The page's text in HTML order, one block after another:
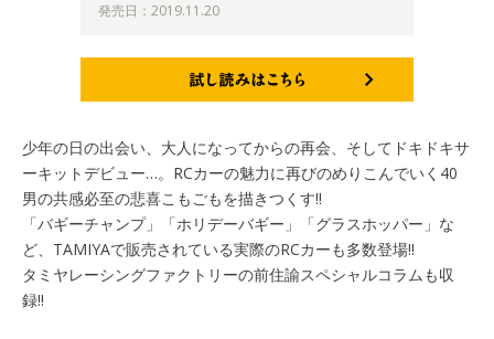
発売日：2019.11.20
少年の日の出会い、大人になってからの再会、そしてドキドキサ
ーキットデビュー…。RCカーの魅力に再びのめりこんでいく40
男の共感必至の悲喜こもごもを描きつくす!!
「バギーチャンプ」「ホリデーバギー」「グラスホッパー」な
ど、TAMIYAで販売されている実際のRCカーも多数登場!!
タミヤレーシングファクトリーの前住諭スペシャルコラムも収
録!!